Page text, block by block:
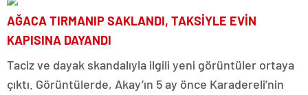
AĞACA TIRMANIP SAKLANDI, TAKSİYLE EVİN
KAPISINA DAYANDI
Taciz ve dayak skandalıyla ilgili yeni görüntüler ortaya
çıktı. Görüntülerde, Akay’ın 5 ay önce Karadereli’nin